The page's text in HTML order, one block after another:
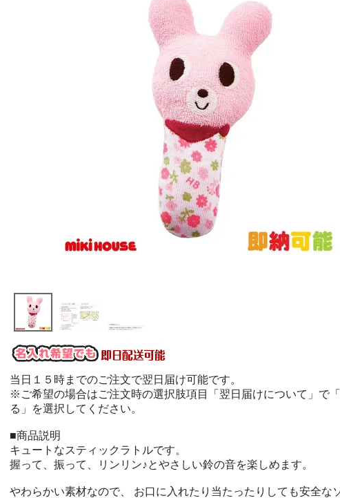
当日１５時までのご注文で翌日届け可能です。
※ご希望の場合はご注文時の選択肢項目「翌日届けについて」で
る」を選択してください。
■商品説明
キュートなスティックラトルです。
握って、振って、リンリン♪とやさしい鈴の音を楽しめます。
やわらかい素材なので、 お口に入れたり当たったりしても安全な